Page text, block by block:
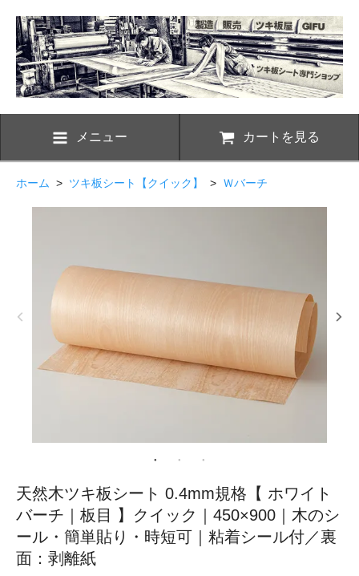
メニュー カートを見る
ホーム > ツキ板シート【クイック】 > Ｗバーチ
天然木ツキ板シート 0.4mm規格【 ホワイト
バーチ｜板目 】クイック｜450×900｜木のシ
ール・簡単貼り・時短可｜粘着シール付／裏
面：剥離紙